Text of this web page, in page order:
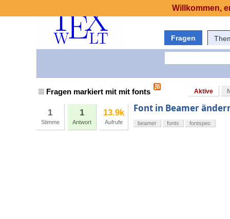
Fragen
Fragen markiert mit mit fonts Aktive
1
Stimme
1
Antwort
13.9k
Aufrufe
Font in Beamer
beamer fonts fontspec
Willkommen,